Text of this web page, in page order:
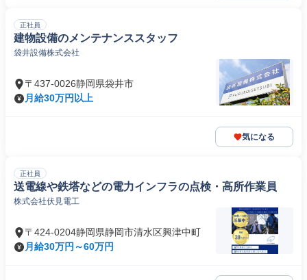
正社員
建物設備のメンテナンススタッフ
袋井設備株式会社
〒437-0026静岡県袋井市
月給30万円以上
気になる
正社員
送電線や鉄塔などの電力インフラの点検・高所作業員
株式会社伏見電工
〒424-0204静岡県静岡市清水区興津中町
月給30万円～60万円